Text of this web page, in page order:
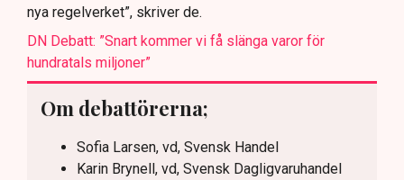
nya regelverket”, skriver de.
DN Debatt: ”Snart kommer vi få slänga varor för
hundratals miljoner”
Om debattörerna;
Sofia Larsen, vd, Svensk Handel
Karin Brynell, vd, Svensk Dagligvaruhandel